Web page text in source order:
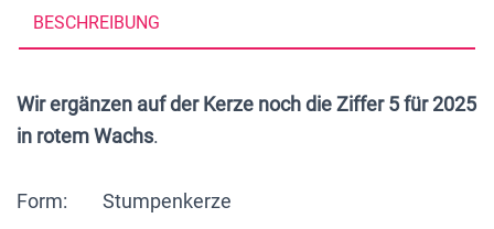
aus
Recyclingwachs
Kirchenkerzen,
mit
in
BESCHREIBUNG
Wir ergänzen auf der Kerze noch die Ziffer 5 für 2025
in rotem Wachs.
Form: Stumpenkerze